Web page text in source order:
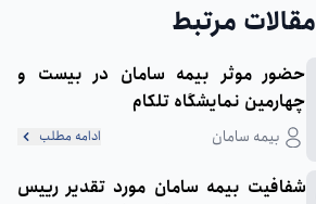
مقالات مرتبط
حضور موثر بیمه سامان در بیست و
چهارمین نمایشگاه تلکام
بیمه سامان ادامه مطلب
شفافيت بيمه سامان مورد تقدير رييس